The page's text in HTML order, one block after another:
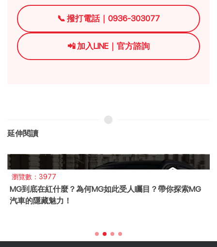
📞 撥打電話｜0936-303077
📲 加入LINE｜官方諮詢
延伸閱讀
瀏覽數：3977
MG到底在紅什麼？為何MG如此受人矚目？帶你探索MG
汽車的隱藏魅力！